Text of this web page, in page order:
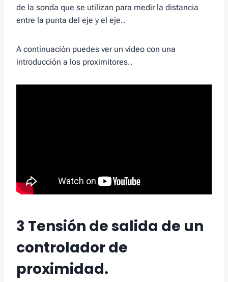
de la sonda que se utilizan para medir la distancia
entre la punta del eje y el eje..
A continuación puedes ver un vídeo con una
introducción a los proximitores..
3 Tensión de salida de un
controlador de
proximidad.